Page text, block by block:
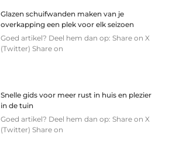
Glazen schuifwanden maken van je
overkapping een plek voor elk seizoen
Goed artikel? Deel hem dan op: Share on X
(Twitter) Share on
Snelle gids voor meer rust in huis en plezier
in de tuin
Goed artikel? Deel hem dan op: Share on X
(Twitter) Share on